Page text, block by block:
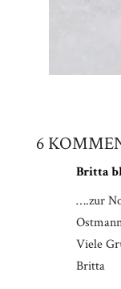
6
Britta
….zur
Viele
Britta